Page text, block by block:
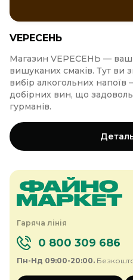
VЕРЕСЕНЬ
Магазин VЕРЕСЕНЬ — ваш
вишуканих смаків. Тут ви
вибір алкогольних напоїв –
добірних вин, що
гурманів.
Гаряча лінія
0 800 309 686
Пн-Нд 09:00-20:00.